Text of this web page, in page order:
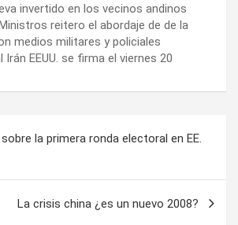
invertido en los vecinos andinos
reitero el abordaje de de la
medios militares y policiales
EEUU. se firma el viernes 20
la primera ronda electoral en EE.
La crisis china ¿es un nuevo 2008?